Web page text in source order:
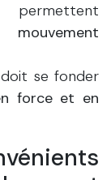
se fonder
force et en